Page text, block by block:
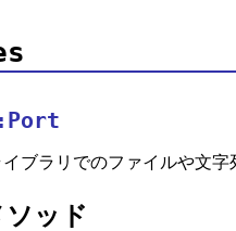
イブラリでのファイルや文
ッド